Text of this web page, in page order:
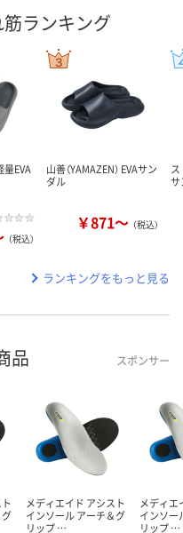
ランキング
量EVA
（税込）
山善（YAMAZEN） EVAサン
ダル
￥871～ （税込）
サ
ランキングをもっと見る
品 スポンサー
メディエイド アシスト
インソール アーチ＆グ
リップ …
メディエ
インソー
リップ …